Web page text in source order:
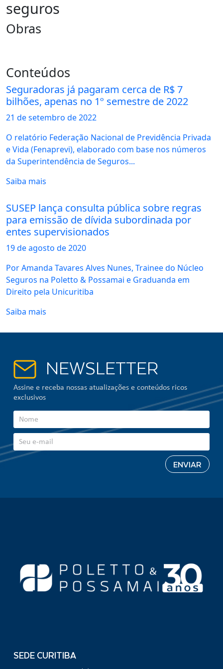
seguros
Obras
Conteúdos
Seguradoras já pagaram cerca de R$ 7
bilhões, apenas no 1º semestre de 2022
21 desetembro de 2022
O relatório Federação Nacional de Previdência Privada
e Vida (Fenaprevi), elaborado com base nos números
da Superintendência de Seguros...
Saiba mais
SUSEP lança consulta pública sobre regras
para emissão de dívida subordinada por
entes supervisionados
19 deagosto de 2020
Por Amanda Tavares Alves Nunes, Trainee do Núcleo
Seguros na Poletto & Possamai e Graduanda em
Direito pela Unicuritiba
Saiba mais
NEWSLETTER
Assine e receba nossas atualizações e conteúdos ricos
exclusivos
SEDE CURITIBA